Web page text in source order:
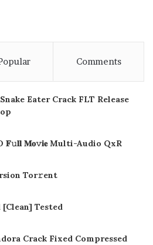
Comments
Eater Crack FLT Release
𝐅𝚞𝐥𝐥 𝐌𝐨𝚟𝐢𝐞 Multi-Audio QxR
Tor𝚛ent
Tested
Crack Fixed Compressed